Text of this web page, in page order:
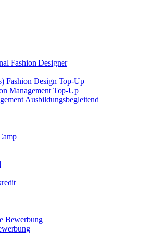
Fashion Designer
Fashion Design Top-Up
Management Top-Up
Ausbildungsbegleitend
Bewerbung